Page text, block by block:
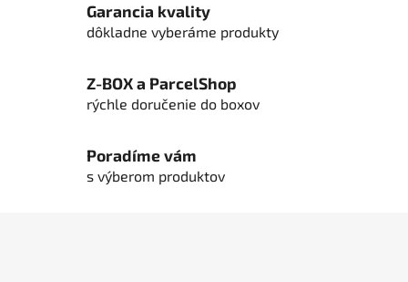
r
v
y
v
ý
s
Garancia kvality
dôkladne vyberáme produkty
Z-BOX a ParcelShop
rýchle doručenie do boxov
Poradíme vám
s výberom produktov